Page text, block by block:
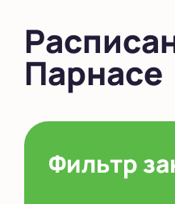
в
в
Парнасе
Фильтр